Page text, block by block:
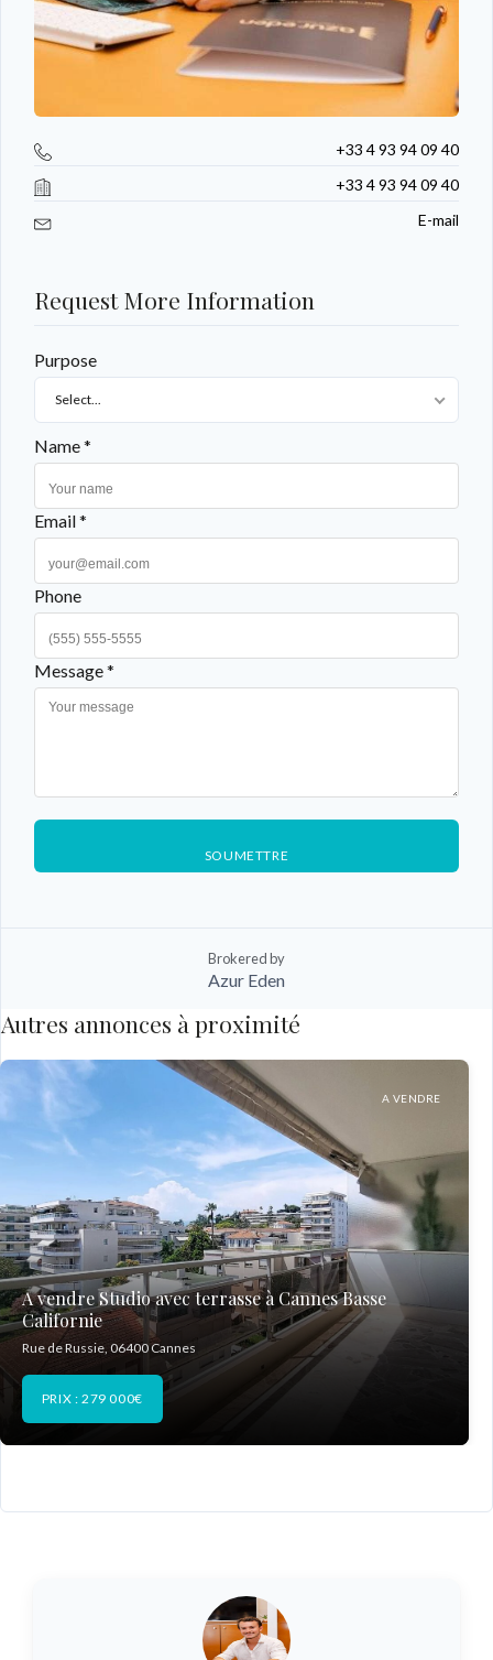
+33 4 93 94 09 40
+33 4 93 94 09 40
E-mail
Request More Information
Purpose
Select...
Name *
Email *
Phone
Message *
SOUMETTRE
Brokered by
Azur Eden
Autres annonces à proximité
A VENDRE
A vendre Studio avec terrasse à Cannes Basse
Californie
Rue de Russie, 06400 Cannes
PRIX : 279 000€